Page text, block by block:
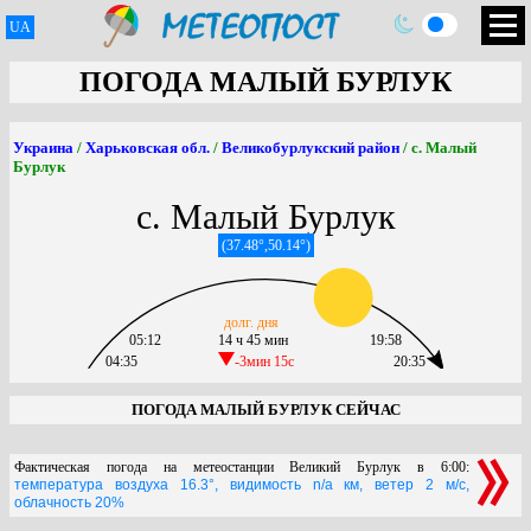
UA
ПОГОДА МАЛЫЙ БУРЛУК
Украина / Харьковская обл. / Великобурлукский район / с. Малый
Бурлук
с. Малый Бурлук
(37.48°,50.14°)
04:35
05:12
14 ч 45 мин
-3мин 15c
долг. дня
20:35
19:58
ПОГОДА МАЛЫЙ БУРЛУК СЕЙЧАС
Фактическая погода на метеостанции Великий Бурлук в 6:00:
температура воздуха 16.3°, видимость n/a км, ветер 2 м/с,
облачность 20%